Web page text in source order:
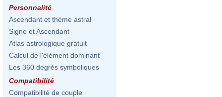
Personnalité
Ascendant et thème astral
Signe et Ascendant
Atlas astrologique gratuit
Calcul de l'élément dominant
Les 360 degrés symboliques
Compatibilité
Compatibilité de couple